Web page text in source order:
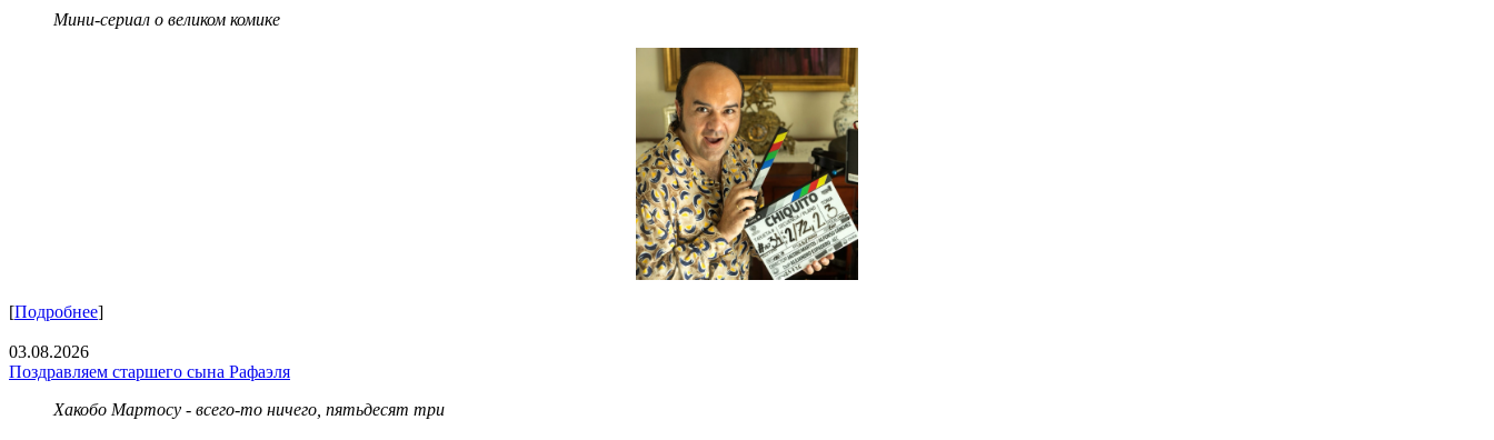
Мини-сериал о великом комике
[Подробнее]
03.08.2026
Поздравляем старшего сына Рафаэля
Хакобо Мартосу - всего-то ничего, пятьдесят три